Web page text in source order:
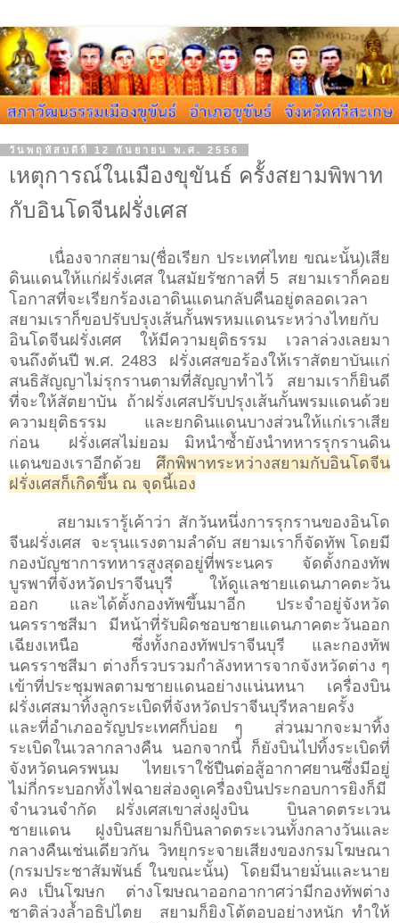
วันพฤหัสบดีที่ 12 กันยายน พ.ศ. 2556
เหตุการณ์ในเมืองขุขันธ์ ครั้งสยามพิพาท
กับอินโดจีนฝรั่งเศส
เนื่องจากสยาม(ชื่อเรียก ประเทศไทย ขณะนั้น)เสีย
ดินแดนให้แก่ฝรั่งเศส ในสมัยรัชกาลที่ 5 สยามเราก็คอย
โอกาสที่จะเรียกร้องเอาดินแดนกลับคืนอยู่ตลอดเวลา
สยามเราก็ขอปรับปรุงเส้นกั้นพรหมแดนระหว่างไทยกับ
อินโดจีนฝรั่งเศศ ให้มีความยุติธรรม เวลาล่วงเลยมา
จนถึงต้นปี พ.ศ. 2483 ฝรั่งเศสขอร้องให้เราสัตยาบันแก่
สนธิสัญญาไม่รุกรานตามที่สัญญาทำไว้ สยามเราก็ยินดี
ที่จะให้สัตยาบัน ถ้าฝรั่งเศสปรับปรุงเส้นกั้นพรมแดนด้วย
ความยุติธรรม และยกดินแดนบางส่วนให้แก่เราเสีย
ก่อน ฝรั่งเศสไม่ยอม มิหนำซ้ำยังนำทหารรุกรานดิน
แดนของเราอีกด้วย ศึกพิพาทระหว่างสยามกับอินโดจีน
ฝรั่งเศสก็เกิดขึ้น ณ จุดนี้เอง
สยามเรารู้เค้าว่า สักวันหนึ่งการรุกรานของอินโด
จีนฝรั่งเศส จะรุนแรงตามลำดับ สยามเราก็จัดทัพ โดยมี
กองบัญชาการทหารสูงสุดอยู่ที่พระนคร จัดตั้งกองทัพ
บูรพาที่จังหวัดปราจีนบุรี ให้ดูแลชายแดนภาคตะวัน
ออก และได้ตั้งกองทัพขึ้นมาอีก ประจำอยู่จังหวัด
นครราชสีมา มีหน้าที่รับผิดชอบชายแดนภาคตะวันออก
เฉียงเหนือ ซึ่งทั้งกองทัพปราจีนบุรี และกองทัพ
นครราชสีมา ต่างก็รวบรวมกำลังทหารจากจังหวัดต่าง ๆ
เข้าที่ประชุมพลตามชายแดนอย่างแน่นหนา เครื่องบิน
ฝรั่งเศสมาทิ้งลูกระเบิดที่จังหวัดปราจีนบุรีหลายครั้ง
และที่อำเภออรัญประเทศก็บ่อย ๆ ส่วนมากจะมาทิ้ง
ระเบิดในเวลากลางคืน นอกจากนี้ ก็ยังบินไปทิ้งระเบิดที่
จังหวัดนครพนม ไทยเราใช้ปืนต่อสู้อากาศยานซึ่งมีอยู่
ไม่กี่กระบอกทั้งไฟฉายส่องดูเครื่องบินประกอบการยิงก็มี
จำนวนจำกัด ฝรั่งเศสเขาส่งฝูงบิน บินลาดตระเวน
ชายแดน ฝูงบินสยามก็บินลาดตระเวนทั้งกลางวันและ
กลางคืนเช่นเดียวกัน วิทยุกระจายเสียงของกรมโฆษณา
(กรมประชาสัมพันธ์ ในขณะนั้น) โดยมีนายมั่นและนาย
คง เป็นโฆษก ต่างโฆษณาออกอากาศว่ามีกองทัพต่าง
ชาติล่วงล้ำอธิปไตย สยามก็ยิงโต้ตอบอย่างหนัก ทำให้